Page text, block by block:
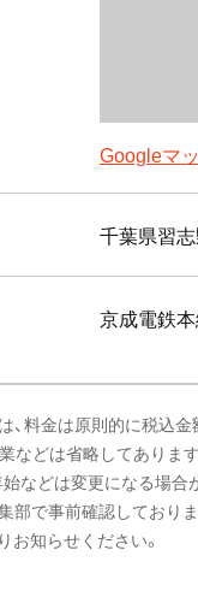
Googleマ
千葉県習
京成電鉄
料金は原則的に税込金
などは省略してあります
始などは変更になる場
部で事前確認しており
お知らせください。